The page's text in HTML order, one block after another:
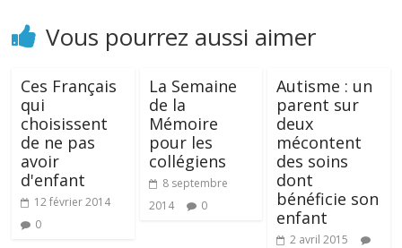
Vous pourrez aussi aimer
Ces Français
qui
choisissent
de ne pas
avoir
d'enfant
12 février 2014
0
La Semaine
de la
Mémoire
pour les
collégiens
8 septembre
2014
0
Autisme : un
parent sur
deux
mécontent
des soins
dont
bénéficie son
enfant
2 avril 2015